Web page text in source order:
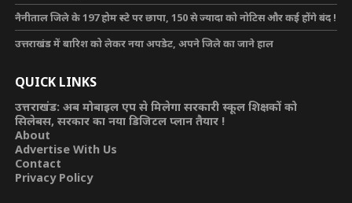
नैनीताल जिले के 197 होम स्टे पर छापा, 150 से ज्यादा को नोटिस और कई होंगे बंद !
उत्तराखंड में बारिश को लेकर नया अपडेट, अपने जिले का जाने हाल
QUICK LINKS
उत्तराखंड: अब मोबाइल एप से मिलेगा सरकारी स्कूल शिक्षकों को
सिलेबस, सरकार का नया डिजिटल प्लान तैयार !
About
Advertise With Us
Contact
Privacy Policy